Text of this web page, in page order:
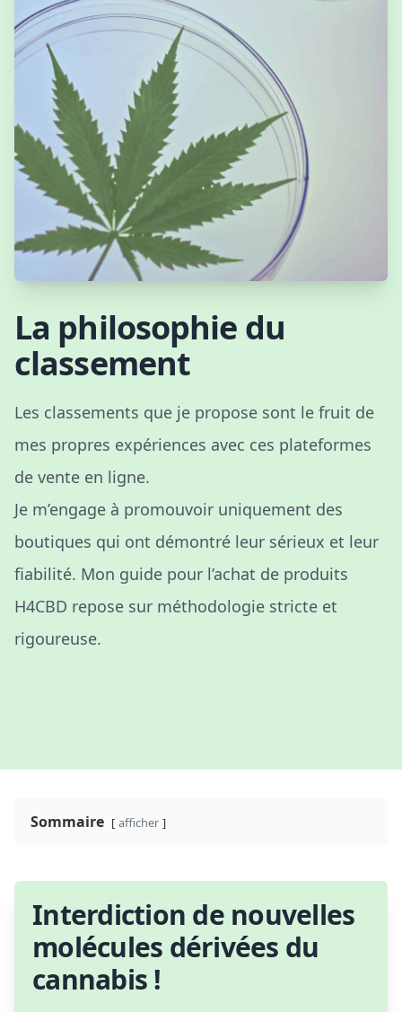
La philosophie du
classement
Les classements que je propose sont le fruit de
mes propres expériences avec ces plateformes
de vente en ligne.
Je m’engage à promouvoir uniquement des
boutiques qui ont démontré leur sérieux et leur
fiabilité. Mon guide pour l’achat de produits
H4CBD repose sur méthodologie stricte et
rigoureuse.
Sommaire afficher
Interdiction de nouvelles
molécules dérivées du
cannabis !